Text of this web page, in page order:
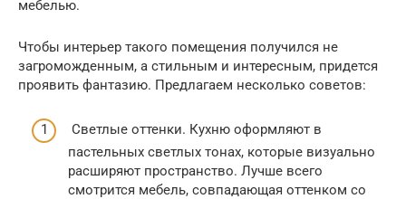
мебелью.
Чтобы интерьер такого помещения получился не
загроможденным, а стильным и интересным, придется
проявить фантазию. Предлагаем несколько советов:
Светлые оттенки. Кухню оформляют в
пастельных светлых тонах, которые визуально
расширяют пространство. Лучше всего
смотрится мебель, совпадающая оттенком со